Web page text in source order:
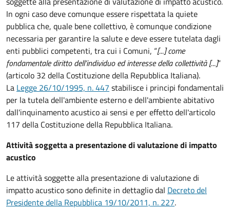
In ogni caso deve comunque essere rispettata la quiete
pubblica che, quale bene collettivo, è comunque condizione
necessaria per garantire la salute e deve essere tutelata dagli
enti pubblici competenti, tra cui i Comuni, “[...] come
fondamentale diritto dell’individuo ed interesse della collettività [...]“
(articolo 32 della Costituzione della Repubblica Italiana).
La Legge 26/10/1995, n. 447 stabilisce i principi fondamentali
per la tutela dell'ambiente esterno e dell'ambiente abitativo
dall'inquinamento acustico ai sensi e per effetto dell'articolo
117 della Costituzione della Repubblica Italiana.
Attività soggetta a presentazione di valutazione di impatto
acustico
Le attività soggette alla presentazione di valutazione di
impatto acustico sono definite in dettaglio dal Decreto del
Presidente della Repubblica 19/10/2011, n. 227.